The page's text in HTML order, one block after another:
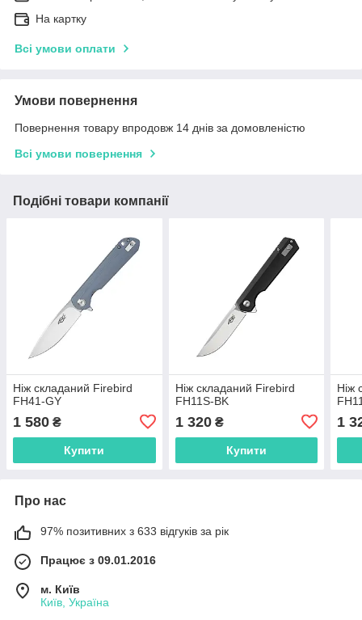
На картку
Всі умови оплати
Умови повернення
Повернення товару впродовж 14 днів за домовленістю
Всі умови повернення
Подібні товари компанії
Ніж складаний Firebird
FH41-GY
1 580 ₴
Купити
Ніж складаний Firebird
FH11S-BK
1 320₴
Купити
Ніж
1
Про нас
97% позитивних з 633 відгуків за рік
Працює з 09.01.2016
м. Київ
Київ, Україна